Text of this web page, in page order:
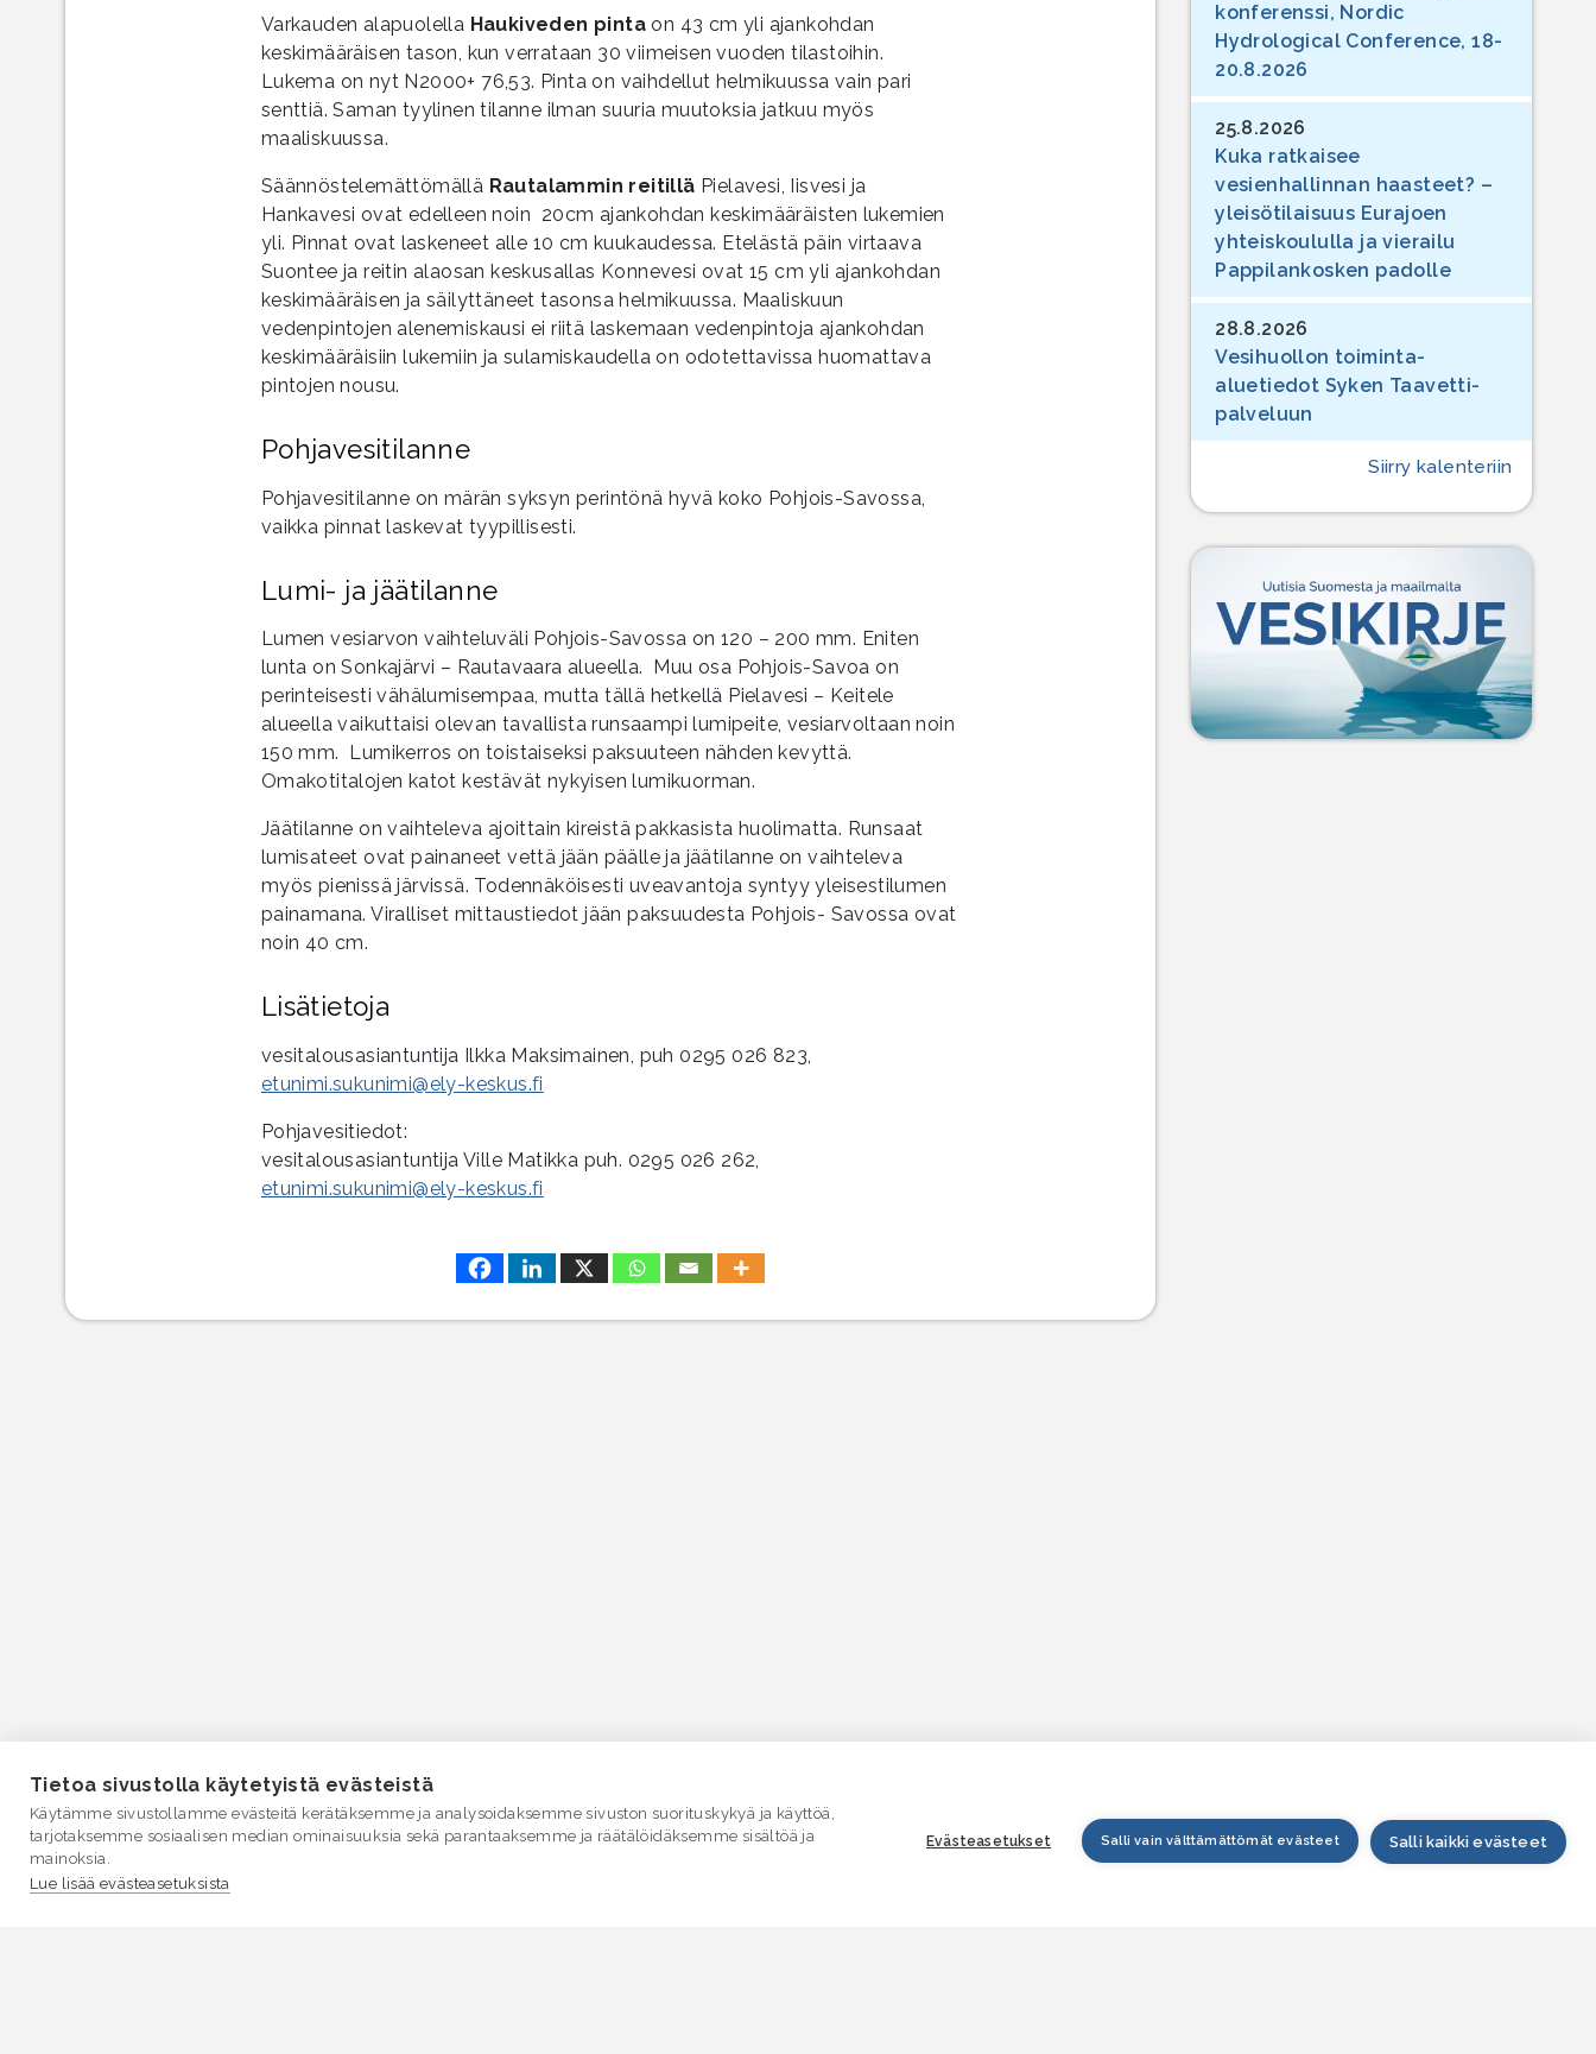
Varkauden alapuolella Haukiveden pinta on 43 cm yli ajankohdan
keskimääräisen tason, kun verrataan 30 viimeisen vuoden tilastoihin.
Lukema on nyt N2000+ 76,53. Pinta on vaihdellut helmikuussa vain pari
senttiä. Saman tyylinen tilanne ilman suuria muutoksia jatkuu myös
maaliskuussa.
Säännöstelemättömällä Rautalammin reitillä Pielavesi, Iisvesi ja
Hankavesi ovat edelleen noin 20cm ajankohdan keskimääräisten lukemien
yli. Pinnat ovat laskeneet alle 10 cm kuukaudessa. Etelästä päin virtaava
Suontee ja reitin alaosan keskusallas Konnevesi ovat 15 cm yli ajankohdan
keskimääräisen ja säilyttäneet tasonsa helmikuussa. Maaliskuun
vedenpintojen alenemiskausi ei riitä laskemaan vedenpintoja ajankohdan
keskimääräisiin lukemiin ja sulamiskaudella on odotettavissa huomattava
pintojen nousu.
Pohjavesitilanne
Pohjavesitilanne on märän syksyn perintönä hyvä koko Pohjois-Savossa,
vaikka pinnat laskevat tyypillisesti.
Lumi- ja jäätilanne
Lumen vesiarvon vaihteluväli Pohjois-Savossa on 120 – 200 mm. Eniten
lunta on Sonkajärvi – Rautavaara alueella. Muu osa Pohjois-Savoa on
perinteisesti vähälumisempaa, mutta tällä hetkellä Pielavesi – Keitele
alueella vaikuttaisi olevan tavallista runsaampi lumipeite, vesiarvoltaan noin
150 mm. Lumikerros on toistaiseksi paksuuteen nähden kevyttä.
Omakotitalojen katot kestävät nykyisen lumikuorman.
Jäätilanne on vaihteleva ajoittain kireistä pakkasista huolimatta. Runsaat
lumisateet ovat painaneet vettä jään päälle ja jäätilanne on vaihteleva
myös pienissä järvissä. Todennäköisesti uveavantoja syntyy yleisestilumen
painamana. Viralliset mittaustiedot jään paksuudesta Pohjois- Savossa ovat
noin 40 cm.
Lisätietoja
vesitalousasiantuntija Ilkka Maksimainen, puh 0295 026 823,
etunimi.sukunimi@ely-keskus.fi
Pohjavesitiedot:
vesitalousasiantuntija Ville Matikka puh. 0295 026 262,
etunimi.sukunimi@ely-keskus.fi
konferenssi, Nordic
Hydrological Conference, 18-
20.8.2026
25.8.2026
Kuka ratkaisee
vesienhallinnan haasteet? –
yleisötilaisuus Eurajoen
yhteiskoululla ja vierailu
Pappilankosken padolle
28.8.2026
Vesihuollon toiminta-
aluetiedot Syken Taavetti-
palveluun
Siirry kalenteriin
Tietoa sivustolla käytetyistä evästeistä
Käytämme sivustollamme evästeitä kerätäksemme ja analysoidaksemme sivuston suorituskykyä ja käyttöä,
tarjotaksemme sosiaalisen median ominaisuuksia sekä parantaaksemme ja räätälöidäksemme sisältöä ja
mainoksia.
Lue lisää evästeasetuksista
Evästeasetukset Salli vain välttämättömät evästeet Salli kaikki evästeet